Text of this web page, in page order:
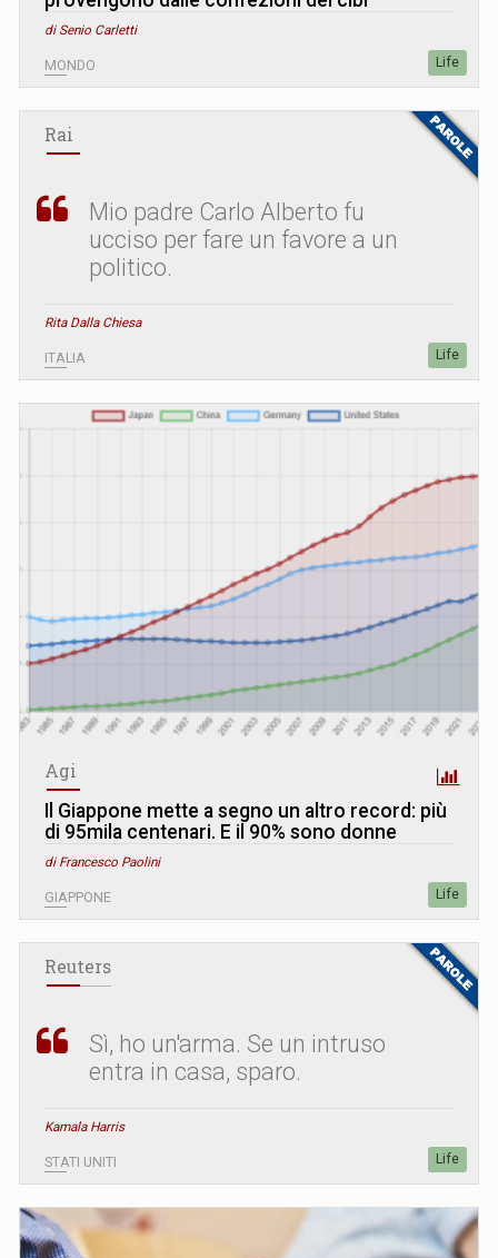
di Senio Carletti
MONDO Life
Rai
Mio padre Carlo Alberto fu
ucciso per fare un favore a un
politico.
Rita Dalla Chiesa
ITALIA Life
Agi
Il Giappone mette a segno un altro record: più
di 95mila centenari. E il 90% sono donne
di Francesco Paolini
GIAPPONE Life
Reuters
Sì, ho un'arma. Se un intruso
entra in casa, sparo.
Kamala Harris
STATI UNITI Life